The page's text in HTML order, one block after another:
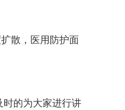
散，医用防护面
的为大家进行讲